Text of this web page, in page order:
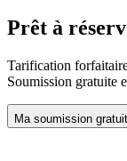
Prêt à
Tarification
Soumission gratuite
Ma soumission